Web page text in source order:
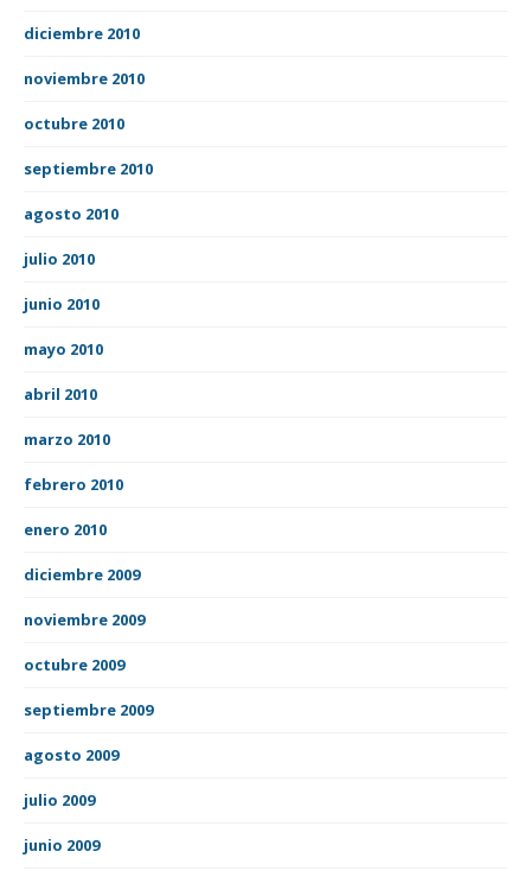
diciembre 2010
noviembre 2010
octubre 2010
septiembre 2010
agosto 2010
julio 2010
junio 2010
mayo 2010
abril 2010
marzo 2010
febrero 2010
enero 2010
diciembre 2009
noviembre 2009
octubre 2009
septiembre 2009
agosto 2009
julio 2009
junio 2009